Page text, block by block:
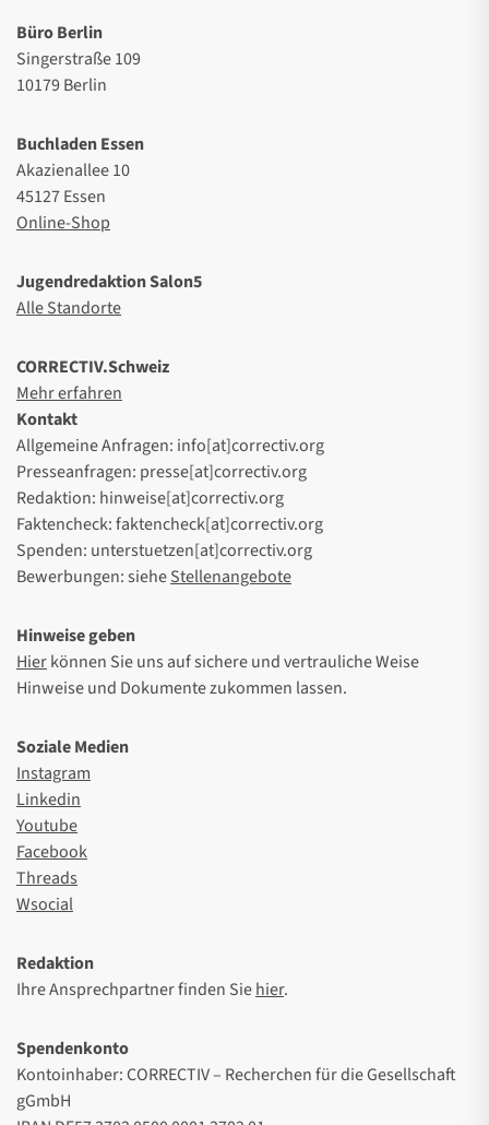
Büro Berlin
Singerstraße 109
10179 Berlin
Buchladen Essen
Akazienallee 10
45127 Essen
Online-Shop
Jugendredaktion Salon5
Alle Standorte
CORRECTIV.Schweiz
Mehr erfahren
Kontakt
Allgemeine Anfragen: info[at]correctiv.org
Presseanfragen: presse[at]correctiv.org
Redaktion: hinweise[at]correctiv.org
Faktencheck: faktencheck[at]correctiv.org
Spenden: unterstuetzen[at]correctiv.org
Bewerbungen: sieheStellenangebote
Hinweise geben
Hierkönnen Sie uns auf sichere und vertrauliche Weise
Hinweise und Dokumente zukommen lassen.
Soziale Medien
Instagram
Linkedin
Youtube
Facebook
Threads
Wsocial
Redaktion
Ihre Ansprechpartner finden Siehier.
Spendenkonto
Kontoinhaber: CORRECTIV – Recherchen für die Gesellschaft
gGmbH